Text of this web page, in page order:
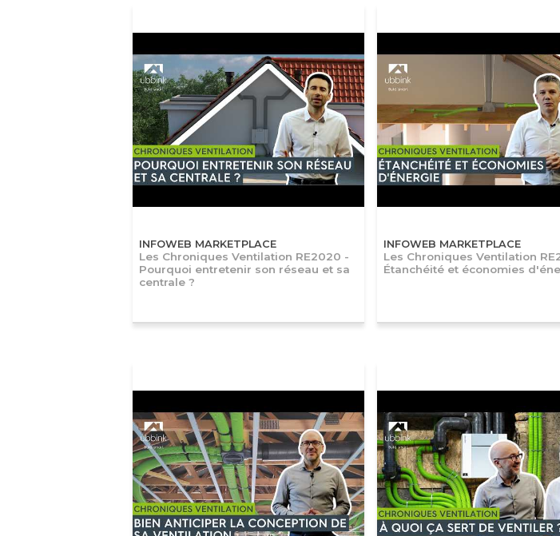
INFOWEB MARKETPLACE
Les Chroniques Ventilation RE2020 -
Pourquoi entretenir son réseau et sa
centrale ?
INFOWEB MARKETPLACE
Les Chroniques Ventilation
Étanchéité et économies